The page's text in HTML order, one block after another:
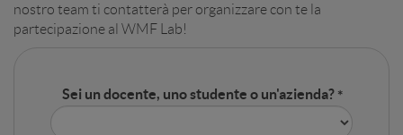
nostro team ti contatterà per organizzare con te la
partecipazione al WMF Lab!
Sei un docente, uno studente o un'azienda?